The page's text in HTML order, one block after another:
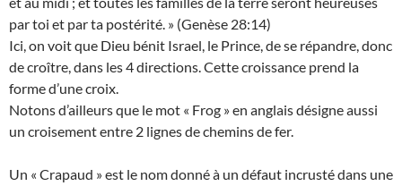
par toi et par ta postérité. » (Genèse 28:14)
Ici, on voit que Dieu bénit Israel, le Prince, de se répandre, donc
de croître, dans les 4 directions. Cette croissance prend la
forme d’une croix.
Notons d’ailleurs que le mot « Frog » en anglais désigne aussi
un croisement entre 2 lignes de chemins de fer.
Un « Crapaud » est le nom donné à un défaut incrusté dans une